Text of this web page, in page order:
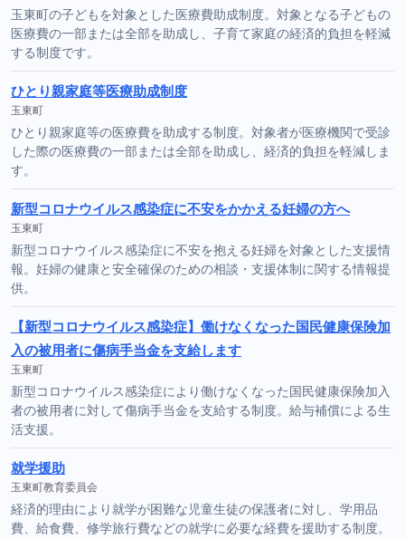
玉東町の子どもを対象とした医療費助成制度。対象となる子どもの
医療費の一部または全部を助成し、子育て家庭の経済的負担を軽減
する制度です。
ひとり親家庭等医療助成制度
玉東町
ひとり親家庭等の医療費を助成する制度。対象者が医療機関で受診
した際の医療費の一部または全部を助成し、経済的負担を軽減しま
す。
新型コロナウイルス感染症に不安をかかえる妊婦の方へ
玉東町
新型コロナウイルス感染症に不安を抱える妊婦を対象とした支援情
報。妊婦の健康と安全確保のための相談・支援体制に関する情報提
供。
【新型コロナウイルス感染症】働けなくなった国民健康保険加
入の被用者に傷病手当金を支給します
玉東町
新型コロナウイルス感染症により働けなくなった国民健康保険加入
者の被用者に対して傷病手当金を支給する制度。給与補償による生
活支援。
就学援助
玉東町教育委員会
経済的理由により就学が困難な児童生徒の保護者に対し、学用品
費、給食費、修学旅行費などの就学に必要な経費を援助する制度。